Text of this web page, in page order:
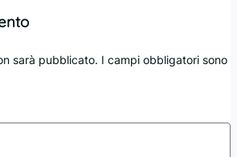
sarà pubblicato. I campi obbligatori sono